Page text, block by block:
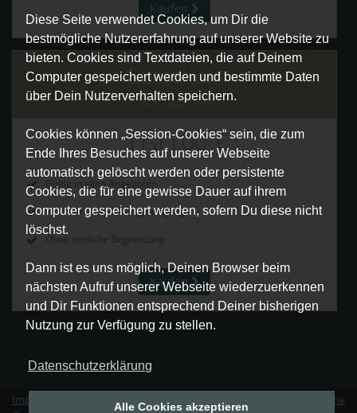
Diese Seite verwendet Cookies, um Dir die
bestmögliche Nutzererfahrung auf unserer Website zu
bieten. Cookies sind Textdateien, die auf Deinem
Computer gespeichert werden und bestimmte Daten
über Dein Nutzerverhalten speichern.
Cookies können „Session-Cookies“ sein, die zum
Ende Ihres Besuches auf unserer Webseite
automatisch gelöscht werden oder persistente
Cookies, die für eine gewisse Dauer auf ihrem
Computer gespeichert werden, sofern Du diese nicht
löschst.
Dann ist es uns möglich, Deinen Browser beim
nächsten Aufruf unserer Webseite wiederzuerkennen
und Dir Funktionen entsprechend Deiner bisherigen
Nutzung zur Verfügung zu stellen.
Datenschutzerklärung
Alle Cookies akzeptieren
Kaufen
Gutschein
160€ Gutschein
160,00 €
Gültig in allen Angeboten
Versand nach Zahlungseingang
Ohne zeitliche Begrenzung
Kaufen
Impressum Datenschutz | Erklärung zur Barrierefreiheit
Allgemeine